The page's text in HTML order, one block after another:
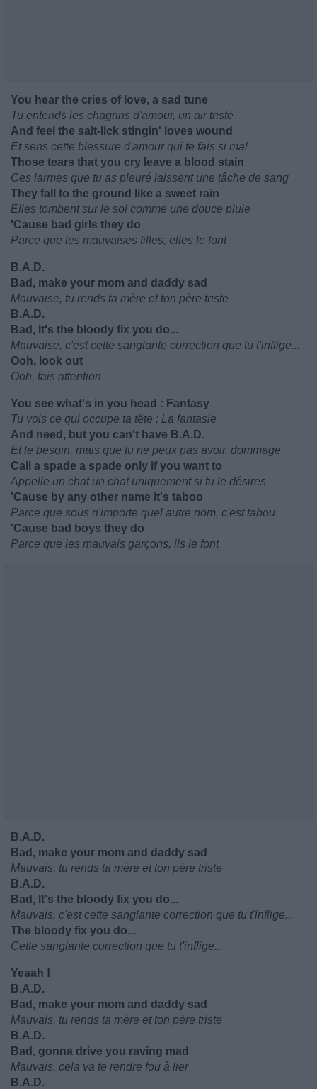
You hear the cries of love, a sad tune
Tu entends les chagrins d'amour, un air triste
And feel the salt-lick stingin' loves wound
Et sens cette blessure d'amour qui te fais si mal
Those tears that you cry leave a blood stain
Ces larmes que tu as pleuré laissent une tâche de sang
They fall to the ground like a sweet rain
Elles tombent sur le sol comme une douce pluie
'Cause bad girls they do
Parce que les mauvaises filles, elles le font
B.A.D.
Bad, make your mom and daddy sad
Mauvaise, tu rends ta mère et ton père triste
B.A.D.
Bad, It's the bloody fix you do...
Mauvaise, c'est cette sanglante correction que tu t'inflige...
Ooh, look out
Ooh, fais attention
You see what's in you head : Fantasy
Tu vois ce qui occupe ta tête : La fantasie
And need, but you can't have B.A.D.
Et le besoin, mais que tu ne peux pas avoir, dommage
Call a spade a spade only if you want to
Appelle un chat un chat uniquement si tu le désires
'Cause by any other name it's taboo
Parce que sous n'importe quel autre nom, c'est tabou
'Cause bad boys they do
Parce que les mauvais garçons, ils le font
B.A.D.
Bad, make your mom and daddy sad
Mauvais, tu rends ta mère et ton père triste
B.A.D.
Bad, It's the bloody fix you do...
Mauvais, c'est cette sanglante correction que tu t'inflige...
The bloody fix you do...
Cette sanglante correction que tu t'inflige...
Yeaah !
B.A.D.
Bad, make your mom and daddy sad
Mauvais, tu rends ta mère et ton père triste
B.A.D.
Bad, gonna drive you raving mad
Mauvais, cela va te rendre fou à lier
B.A.D.